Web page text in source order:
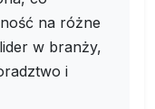
na różne
w branży,
i